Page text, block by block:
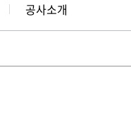
공사소개